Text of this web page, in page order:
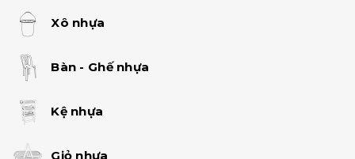
Xô nhựa
Bàn - Ghế nhựa
Kệ nhựa
Giỏ nhựa